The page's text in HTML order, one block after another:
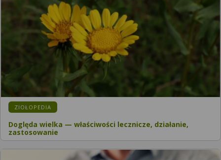
KATEGORIA:
ZIOŁOPEDIA
Doględa wielka — właściwości lecznicze, działanie,
zastosowanie